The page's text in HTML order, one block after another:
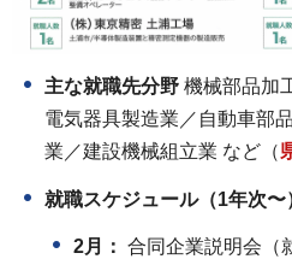
主な就職先分野 機械部品加
電気器具製造業／自動車部
業／建設機械組立業 など（
就職スケジュール（1年次〜
2月： 合同企業説明会（